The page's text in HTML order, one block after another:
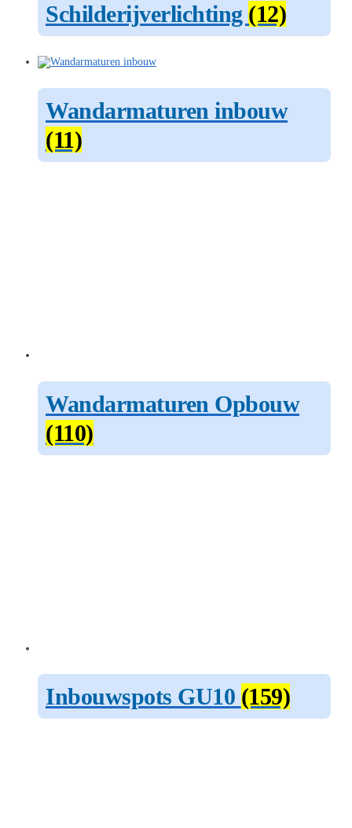
Schilderijverlichting (12)
Wandarmaturen inbouw
(11)
Wandarmaturen Opbouw
(110)
Inbouwspots GU10 (159)